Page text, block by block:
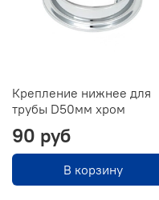
Крепление нижнее для
трубы D50мм хром
90 руб
В корзину